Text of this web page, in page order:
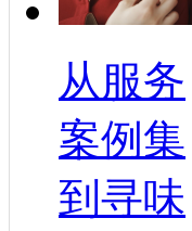
从服务
案例集
到寻味